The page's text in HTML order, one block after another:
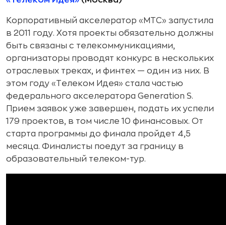
Корпоративный акселератор «МТС» запустила
в 2011 году. Хотя проекты обязательно должны
быть связаны с телекоммуникациями,
организаторы проводят конкурс в нескольких
отраслевых треках, и финтех — один из них. В
этом году «Телеком Идея» стала частью
федерального акселератора Generation S.
Прием заявок уже завершен, подать их успели
179 проектов, в том числе 10 финансовых. От
старта программы до финала пройдет 4,5
месяца. Финалисты поедут за границу в
образовательный телеком-тур.